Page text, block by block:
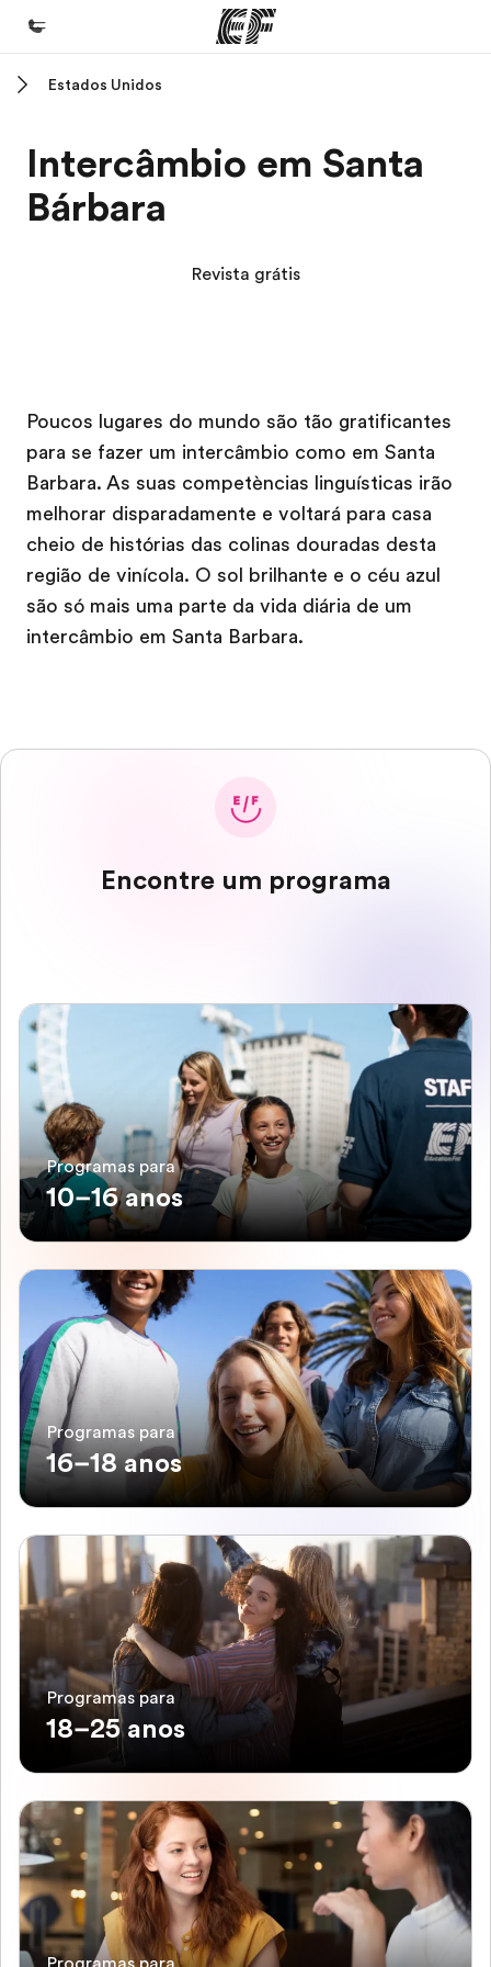
Programas
Saiba tudo que oferecemos
Carreiras
Junte-se a nós
Estados Unidos
Intercâmbio em Santa
Bárbara
Revista grátis
Poucos lugares do mundo são tão gratificantes
para se fazer um intercâmbio como em Santa
Barbara. As suas competèncias linguísticas irão
melhorar disparadamente e voltará para casa
cheio de histórias das colinas douradas desta
região de vinícola. O sol brilhante e o céu azul
são só mais uma parte da vida diária de um
intercâmbio em Santa Barbara.
Encontre um programa
Programas para
10–16 anos
Programas para
16–18 anos
Programas para
18–25 anos